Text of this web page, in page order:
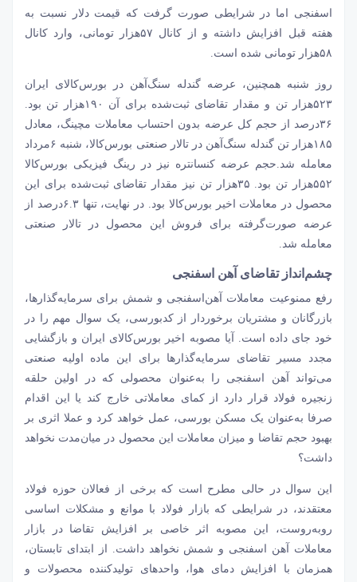
اسفنجی اما در شرایطی صورت گرفت که قیمت دلار نسبت به
هفته قبل افزایش داشته و از کانال ۵۷‌هزار تومانی، وارد کانال
۵۸‌هزار تومانی شده است.
روز شنبه همچنین، عرضه گندله سنگ‌آهن در بورس‌کالای ایران
۵۲۳‌هزار تن و مقدار تقاضای ثبت‌شده برای آن ۱۹۰‌هزار تن بود.
۳۶‌درصد از حجم کل عرضه بدون احتساب معاملات مچینگ، معادل
۱۸۵‌هزار تن گندله سنگ‌آهن در تالار صنعتی بورس‌کالا، شنبه ۶مرداد
معامله شد.حجم عرضه کنسانتره نیز در رینگ فیزیکی بورس‌کالا
۵۵۲‌هزار تن بود. ۳۵‌هزار تن نیز مقدار تقاضای ثبت‌شده برای این
محصول در معاملات اخیر بورس‌کالا بود. در نهایت، تنها ۶.۳‌درصد از
عرضه صورت‌گرفته برای فروش این محصول در تالار صنعتی
معامله شد.
چشم‌‌‌انداز تقاضای آهن اسفنجی
رفع ممنوعیت معاملات آهن‌‌‌اسفنجی و شمش برای سرمایه‌گذارها،
بازرگانان و مشتریان برخوردار از کدبورسی، یک سوال مهم را در
خود جای داده است. آیا مصوبه اخیر بورس‌کالای ایران و بازگشایی
مجدد مسیر تقاضای سرمایه‌گذارها برای این ماده اولیه صنعتی
می‌‌‌تواند آهن اسفنجی را به‌عنوان محصولی که در اولین حلقه
زنجیره فولاد قرار دارد از کمای معاملاتی خارج کند یا این اقدام
صرفا به‌عنوان یک مسکن بورسی، عمل خواهد کرد و عملا اثری بر
بهبود حجم تقاضا و میزان معاملات این محصول در میان‌مدت نخواهد
داشت؟
این سوال در حالی مطرح است که برخی از فعالان حوزه فولاد
معتقدند، در شرایطی که بازار فولاد با موانع و مشکلات اساسی
روبه‌روست، این مصوبه اثر خاصی بر افزایش تقاضا در بازار
معاملات آهن اسفنجی و شمش نخواهد داشت. از ابتدای تابستان،
همزمان با افزایش دمای هوا، واحدهای تولیدکننده محصولات و